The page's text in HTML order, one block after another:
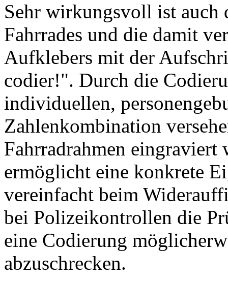
Sehr wirkungsvoll ist auch
Fahrrades und die damit
Aufklebers mit der
codier!". Durch die
individuellen,
Zahlenkombination
Fahrradrahmen
ermöglicht eine konkrete
vereinfacht beim
bei Polizeikontrollen die
eine Codierung
abzuschrecken.